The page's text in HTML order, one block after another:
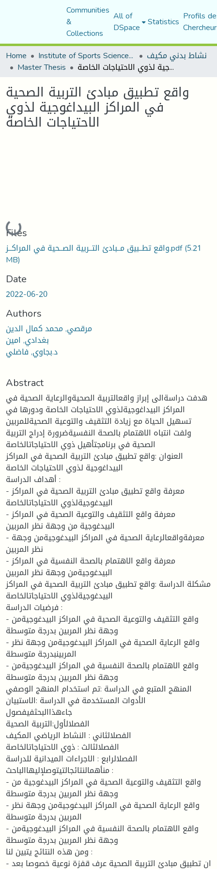
Communities
&
Collections
All of
DSpace Statistics Profils
Home
Institute of Sports Sciences and Techniques نشاط بدني مكيف
Master Thesis واقع تطبيق مبادئ التربية الصحية في المراكز البيداغوجية لذوي الاحتياجات الخاصة
واقع تطبيق مبادئ التربية الصحية
في المراكز البيداغوجية لذوي
الاحتياجات الخاصة
Loading...
Files
واقع تطــبيق مــبادئ التــربية الصــحية في المراكــز.pdf(5.21
MB)
Date
2022-06-20
Authors
مرقصي, محمد كمال الدين
بغدادي, امين
د.بجاوي, فاضلي
Abstract
هدفت دراسةالى إبراز واقعالتربية الصحيةوالرعاية الصحية في
المراكز البيداغوجيةلذوي الاحتياجات الخاصة ودورها في
تسهيل الحياة مع زيادة التثقيف والتوعية الصحيةللمربين
ولفت انتباه الاهتمام بالصحة النفسيةضرورة إدراج التربية
الصحية في برنامجتأهيل ذوي الاحتياجاتالخاصة
العنوان :واقع تطبيق مبادئ التربية الصحية في المراكز
البيداغوجية لذوي الاحتياجات الخاصة
أهداف الدراسة :
- معرفة واقع تطبيق مبادئ التربية الصحية في المراكز
البيدغوجيةلذوي الاحتياجاتالخاصة
- معرفة واقع التثقيف والتوعية الصحية في المراكز
البيدغوجية من وجهة نظر المربين
- معرفةواقعالرعاية الصحية في المراكز البيدغوجيةمن وجهة
نظر المربين
- معرفة واقع الاهتمام بالصحة النفسية في المراكز
البيدغوجيةمن وجهة نظر المربين
مشكلة الدراسة :واقع تطبيق مبادئ التربية الصحية في المراكز
البيدغوجيةلذوي الاحتياجاتالخاصة
فرضيات الدراسة :
- واقع التثقيف والتوعية الصحية في المراكز البيدغوجيةمن
وجهة نظر المربين بدرجة متوسطة
- واقع الرعاية الصحية في المراكز البيدغوجيةمن وجهة نظر
المربينبدرجة متوسطة
- واقع الاهتمام بالصحة النفسية في المراكز البيدغوجيةمن
وجهة نظر المربين بدرجة متوسطة
المنهج المتبع في الدراسة :تم استخدام المنهج الوصفي
الأدوات المستخدمة في الدراسة :الاستبيان
جاءهذاالبحثفيفصول
الفصلالأول:التربية الصحية
الفصلالثاني : النشاط الرياضي المكيف
الفصلالثالث : ذوي الاحتياجاتالخاصة
الفصلالرابع : الاجراءات الميدانية للدراسة
منأهمالنتائجالتيتوصلإليهاالباحث :
- واقع التثقيف والتوعية الصحية في المراكز البيدغوجية من
وجهة نظر المربين بدرجة متوسطة
- واقع الرعاية الصحية في المراكز البيدغوجيةمن وجهة نظر
المربين بدرجة متوسطة
- واقع الاهتمام بالصحة النفسية في المراكز البيدغوجيةمن
وجهة نظر المربين بدرجة متوسطة
ومن هذه النتائج يتبين لنا :
- ان تطبيق مبادئ التربية الصحية عرف قفزة نوعية خصوصا بعد